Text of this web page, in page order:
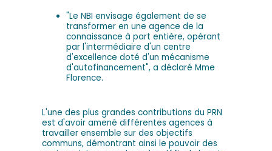
"Le NBI envisage également de se
transformer en une agence de la
connaissance à part entière, opérant
par l'intermédiaire d'un centre
d'excellence doté d'un mécanisme
d'autofinancement", a déclaré Mme
Florence.
L'une des plus grandes contributions du PRN
est d'avoir amené différentes agences à
travailler ensemble sur des objectifs
communs, démontrant ainsi le pouvoir des